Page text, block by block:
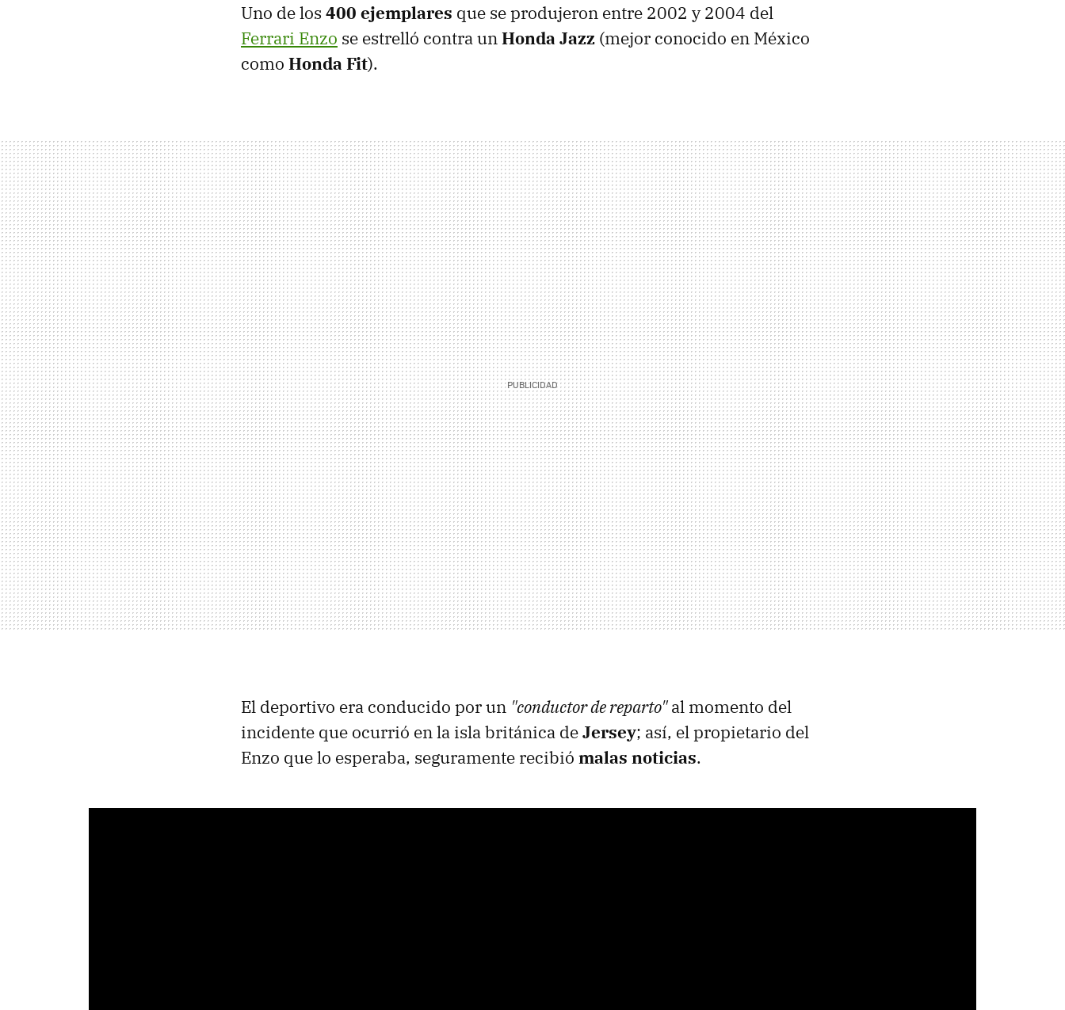
Uno de los 400 ejemplares que se produjeron entre 2002 y 2004 del
Ferrari Enzo se estrelló contra unHonda Jazz (mejor conocido en México
como Honda Fit).
El deportivo era conducido por un "conductor de reparto"al momento del
incidente que ocurrió en la isla británica deJersey; así, el propietario del
Enzo que lo esperaba, seguramente recibió malas noticias.